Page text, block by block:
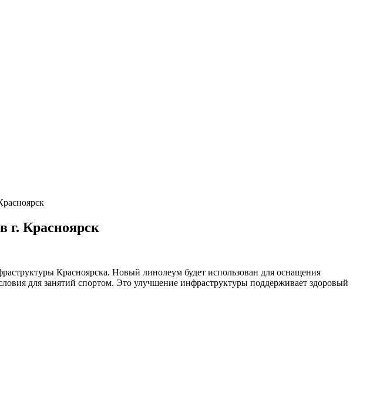
г. Красноярск
Красноярска. Новый линолеум будет использован для оснащения
для занятий спортом. Это улучшение инфраструктуры поддерживает здоровый